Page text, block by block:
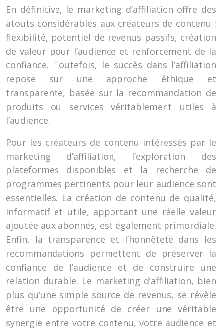
En définitive, le marketing d’affiliation offre des
atouts considérables aux créateurs de contenu :
flexibilité, potentiel de revenus passifs, création
de valeur pour l’audience et renforcement de la
confiance. Toutefois, le succès dans l’affiliation
repose sur une approche éthique et
transparente, basée sur la recommandation de
produits ou services véritablement utiles à
l’audience.
Pour les créateurs de contenu intéressés par le
marketing d’affiliation, l’exploration des
plateformes disponibles et la recherche de
programmes pertinents pour leur audience sont
essentielles. La création de contenu de qualité,
informatif et utile, apportant une réelle valeur
ajoutée aux abonnés, est également primordiale.
Enfin, la transparence et l’honnêteté dans les
recommandations permettent de préserver la
confiance de l’audience et de construire une
relation durable. Le marketing d’affiliation, bien
plus qu’une simple source de revenus, se révèle
être une opportunité de créer une véritable
synergie entre votre contenu, votre audience et